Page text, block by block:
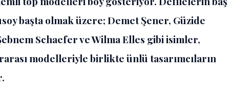
başta olmak üzere; Demet Şener, Güzide
Schaefer ve Wilma Elles gibi isimler,
modelleriyle birlikte ünlü tasarımcıların